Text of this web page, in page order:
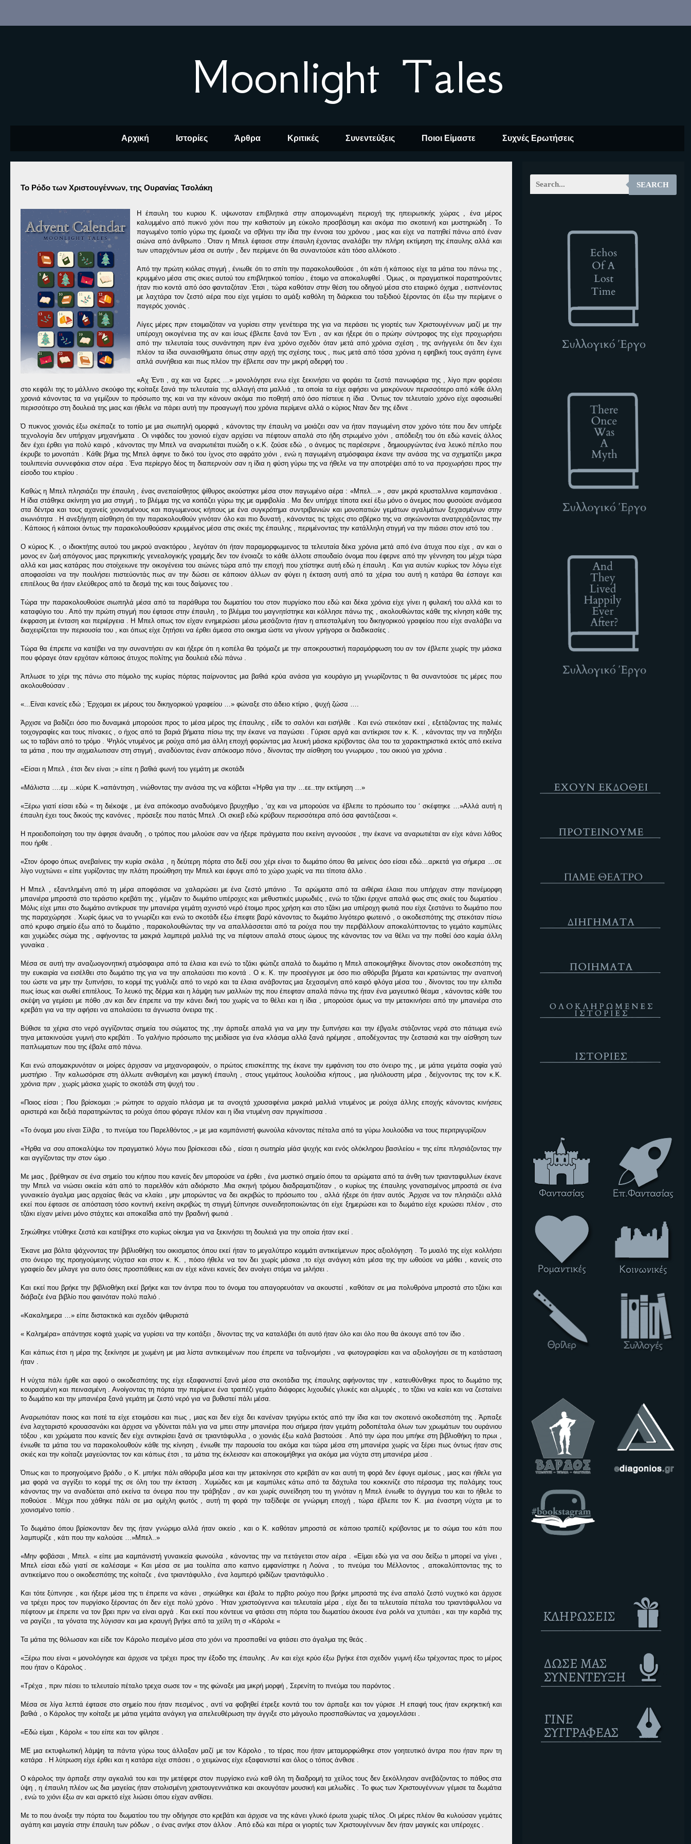
Moonlight Tales
Αρχική Ιστορίες Άρθρα Κριτικές Συνεντεύξεις Ποιοι Είμαστε Συχνές Ερωτήσεις
Το Ρόδο των Χριστουγέννων, της Ουρανίας Τσολάκη
Η έπαυλη του κυριου Κ. υψωνοταν επιβλητικά στην απομονωμένη περιοχή της ηπειρωτικής χώρας , ένα μέρος
καλυμμένο από πυκνό χιόνι που την καθιστούν μη εύκολο προσβάσιμη και ακόμα πιο σκοτεινή και μυστηριώδη . Το
παγωμένο τοπίο γύρω της έμοιαζε να σβήνει την ίδια την έννοια του χρόνου , μιας και είχε να πατηθεί πάνω από έναν
αιώνα από άνθρωπο . Όταν η Μπελ έφτασε στην έπαυλη έχοντας αναλάβει την πλήρη εκτίμηση της έπαυλης αλλά και
των υπαρχόντων μέσα σε αυτήν , δεν περίμενε ότι θα συναντούσε κάτι τόσο αλλόκοτο .
Από την πρώτη κιόλας στιγμή , ένιωθε ότι το σπίτι την παρακολουθούσε , ότι κάτι ή κάποιος είχε τα μάτια του πάνω της ,
κρυμμένο μέσα στις σκιες αυτού του επιβλητικού τοπίου , έτοιμο να αποκαλυφθεί . Όμως , οι πραγματικοί παρατηρούντες
ήταν πιο κοντά από όσο φανταζόταν .Έτσι , τώρα καθόταν στην θέση του οδηγού μέσα στο εταιρικό όχημα , εισπνέοντας
με λαχτάρα τον ζεστό αέρα που είχε γεμίσει το αμάξι καθόλη τη διάρκεια του ταξιδιού ξέροντας ότι έξω την περίμενε ο
παγερός χιονιάς .
Λίγες μέρες πριν ετοιμαζόταν να γυρίσει στην γενέτειρα της για να περάσει τις γιορτές των Χριστουγέννων μαζί με την
υπέροχη οικογένεια της αν και ίσως έβλεπε ξανά τον Έντι , αν και ήξερε ότι ο πρώην σύντροφος της είχε προχωρήσει
από την τελευταία τους συνάντηση πριν ένα χρόνο σχεδόν όταν μετά από χρόνια σχέση , της ανήγγειλε ότι δεν έχει
πλέον τα ίδια συναισθήματα όπως στην αρχή της σχέσης τους , πως μετά από τόσα χρόνια η εφηβική τους αγάπη έγινε
απλά συνήθεια και πως πλέον την έβλεπε σαν την μικρή αδερφή του .
«Αχ Έντι , αχ και να ξερες …» μονολόγησε ενω είχε ξεκινήσει να φοράει τα ζεστά πανωφόρια της , λίγο πριν φορέσει
στο κεφάλι της το μάλλινο σκούφο της κοίταξε ξανά την τελευταία της αλλαγή στα μαλλιά , τα οποία τα είχε αφήσει να μακρύνουν περισσότερο από κάθε άλλη
χρονιά κάνοντας τα να γεμίζουν το πρόσωπο της και να την κάνουν ακόμα πιο ποθητή από όσο πίστευε η ίδια . Όντως τον τελευταίο χρόνο είχε αφοσιωθεί
περισσότερο στη δουλειά της μιας και ήθελε να πάρει αυτή την προαγωγή που χρόνια περίμενε αλλά ο κύριος Νταν δεν της έδινε .
Ό πυκνος χιονιάς έξω σκέπαζε το τοπίο με μια σιωπηλή ομορφιά , κάνοντας την έπαυλη να μοιάζει σαν να ήταν παγωμένη στον χρόνο τότε που δεν υπήρξε
τεχνολογία δεν υπήρχαν μηχανήματα . Οι νιφάδες του χιονιού είχαν αρχίσει να πέφτουν απαλά στο ήδη στρωμένο χιόνι , απόδειξη του ότι εδώ κανείς άλλος
δεν έχει έρθει για πολύ καιρό , κάνοντας την Μπελ να αναρωτιέται πυώδη ο κ.Κ. ζούσε εδώ , ο άνεμος τις παρέσερνε , δημιουργώντας ένα λευκό πέπλο που
έκρυβε το μονοπάτι . Κάθε βήμα της Μπελ άφηνε το δικό του ίχνος στο αφράτο χιόνι , ενώ η παγωμένη ατμόσφαιρα έκανε την ανάσα της να σχηματίζει μικρα
τουλιπενία συννεφάκια στον αέρα . Ένα περίεργο δέος τη διαπερνούν σαν η ίδια η φύση γύρω της να ήθελε να την αποτρέψει από το να προχωρήσει προς την
είσοδο του κτιρίου .
Καθώς η Μπελ πλησιάζει την έπαυλη , ένας ανεπαίσθητος ψίθυρος ακούστηκε μέσα στον παγωμένο αέρα : «Μπελ…» , σαν μικρά κρυσταλλινα καμπανάκια .
Η ίδια στάθηκε ακίνητη για μια στιγμή , το βλέμμα της να κοιτάζει γύρω της με αμφιβολία . Μα δεν υπήρχε τίποτα εκεί έξω μόνο ο άνεμος που φυσούσε ανάμεσα
στα δέντρα και τους αχανείς χιονισμένους και παγωμενους κήπους με ένα συγκρότημα συντριβανιών και μονοπατιών γεμάτων αγαλμάτων ξεχασμένων στην
αιωνιότητα . Η ανεξήγητη αίσθηση ότι την παρακολουθούν γινόταν όλο και πιο δυνατή , κάνοντας τις τρίχες στο σβέρκο της να σηκώνονται ανατριχιάζοντας την
. Κάποιος ή κάποιοι όντως την παρακολουθούσαν κρυμμένος μέσα στις σκιές της έπαυλης , περιμένοντας την κατάλληλη στιγμή να την πιάσει στον ιστό του .
Ο κύριος Κ. , ο ιδιοκτήτης αυτού του μικρού ανακτόρου , λεγόταν ότι ήταν παραμορφωμενος τα τελευταία δέκα χρόνια μετά από ένα άτυχα που είχε , αν και ο
μονος εν ζωή απόγονος μιας πριγκιπικής γενεαλογικής γραμμής δεν τον ένοιαζε το κάθε άλλοτε σπουδαίο όνομα που έφερνε από την γέννηση του μέχρι τώρα
αλλά και μιας κατάρας που στοίχειωνε την οικογένεια του αιώνες τώρα από την εποχή που χτίστηκε αυτή εδώ η έπαυλη . Και για αυτών κυρίως τον λόγω είχε
αποφασίσει να την πουλήσει πιστεύοντάς πως αν την δώσει σε κάποιον άλλων αν φύγει η έκταση αυτή από τα χέρια του αυτή η κατάρα θα έσπαγε και
επιτέλους θα ήταν ελεύθερος από τα δεσμά της και τους δαίμονες του .
Τώρα την παρακολουθούσε σιωπηλά μέσα από τα παράθυρα του δωματίου του στον πυργίσκο που εδώ και δέκα χρόνια είχε γίνει η φυλακή του αλλά και το
καταφύγιο του . Από την πρώτη στιγμή που έφτασε στην έπαυλη , το βλέμμα του μαγνητίστηκε και κόλλησε πάνω της , ακολουθώντας κάθε της κίνηση κάθε της
έκφραση με ένταση και περιέργεια . Η Μπελ οπως τον είχαν ενημερώσει μέσω μεσάζοντα ήταν η απεσταλμένη του δικηγορικού γραφείου που είχε αναλάβει να
διαχειρίζεται την περιουσία του , και όπως είχε ζητήσει να έρθει άμεσα στο οικημα ώστε να γίνουν γρήγορα οι διαδικασίες .
Τώρα θα έπρεπε να κατέβει να την συναντήσει αν και ήξερε ότι η κοπέλα θα τρόμαζε με την αποκρουστική παραμόρφωση του αν τον έβλεπε χωρίς την μάσκα
που φόραγε όταν ερχόταν κάποιος άτυχος πολίτης για δουλειά εδώ πάνω .
Άπλωσε το χέρι της πάνω στο πόμολο της κυρίας πόρτας παίρνοντας μια βαθιά κρύα ανάσα για κουράγιο μη γνωρίζοντας τι θα συναντούσε τις μέρες που
ακολουθούσαν .
«...Είναι κανείς εδώ ; Έρχομαι εκ μέρους του δικηγορικού γραφείου …» φώναξε στο άδειο κτίριο , ψυχή ζώσα ….
Άρχισε να βαδίζει όσο πιο δυναμικά μπορούσε προς το μέσα μέρος της έπαυλης , είδε το σαλόνι και εισήλθε . Και ενώ στεκόταν εκεί , εξετάζοντας της παλιές
τοιχογραφίες και τους πίνακες , ο ήχος από τα βαριά βήματα πίσω της την έκανε να παγώσει . Γύρισε αργά και αντίκρισε τον κ. Κ. , κάνοντας την να πηδήξει
ως το ταβάνι από το τρόμο . Ψηλός ντυμένος με ρούχα από μια άλλη εποχή φορώντας μια λευκή μάσκα κρύβοντας όλα του τα χαρακτηριστικά εκτός από εκείνα
τα μάτια , που την αιχμαλωτισαν στη στιγμή , αναδύοντας έναν απόκοσμο πόνο , δίνοντας την αίσθηση του γνωριμου , του οικιού για χρόνια .
«Είσαι η Μπελ , έτσι δεν είναι ;» είπε η βαθιά φωνή του γεμάτη με σκοτάδι
«Μάλιστα ….εμ …κύριε Κ.»απάντηση , νιώθοντας την ανάσα της να κόβεται «Ήρθα για την …εε..την εκτίμηση …»
«Ξέρω γιατί είσαι εδώ « τη διέκοψε , με ένα απόκοσμο αναδυόμενο βρυχηθμο , ‘αχ και να μπορούσε να έβλεπε το πρόσωπο του ‘ σκέφτηκε …»Αλλά αυτή η
έπαυλη έχει τους δικούς της κανόνες , πρόσεξε που πατάς Μπελ .Οι σκιεβ εδώ κρύβουν περισσότερα από όσα φαντάζεσαι «.
Η προειδοποίηση του την άφησε άναυδη , ο τρόπος που μιλούσε σαν να ήξερε πράγματα που εκείνη αγνοούσε , την έκανε να αναρωτιέται αν είχε κάνει λάθος
που ήρθε .
«Στον όροφο όπως ανεβαίνεις την κυρία σκάλα , η δεύτερη πόρτα στο δεξί σου χέρι είναι το δωμάτιο όπου θα μείνεις όσο είσαι εδώ…αρκετά για σήμερα …σε
λίγο νυχτώνει « είπε γυρίζοντας την πλάτη προώθηση την Μπελ και έφυγε από το χώρο χωρίς να πει τίποτα άλλο .
Η Μπελ , εξαντλημένη από τη μέρα αποφάσισε να χαλαρώσει με ένα ζεστό μπάνιο . Τα αρώματα από τα αιθέρια έλαια που υπήρχαν στην πανέμορφη
μπανιέρα μπροστά στο τεράστιο κρεβάτι της , γέμιζαν το δωμάτιο υπέροχες και μεθυστικές μυρωδιές , ενώ το τζάκι έριχνε απαλά φως στις σκιές του δωματίου .
Μόλις είχε μπει στο δωμάτιο αντίκρυσε την μπανιέρα γεμάτη αχνιστό νερό έτοιμο προς χρήση και στο τζάκι μια υπέροχη φωτιά που είχε ζεστάνει το δωμάτιο που
της παραχώρησε . Χωρίς όμως να το γνωρίζει και ενώ το σκοτάδι έξω έπεφτε βαρύ κάνοντας το δωμάτιο λιγότερο φωτεινό , ο οικοδεσπότης της στεκόταν πίσω
από κρυφο σημείο έξω από το δωμάτιο , παρακολουθώντας την να απαλλάσσεται από τα ρούχα που την περιβάλλουν αποκαλύπτοντας το γεμάτο καμπύλες
και χυμώδες σώμα της , αφήνοντας τα μακριά λαμπερά μαλλιά της να πέφτουν απαλά στους ώμους της κάνοντας τον να θέλει να την ποθεί όσο καμία άλλη
γυναίκα .
Μέσα σε αυτή την αναζωογονητική ατμόσφαιρα από τα έλαια και ενώ το τζάκι φώτιζε απαλά το δωμάτιο η Μπελ αποκοιμήθηκε δίνοντας στον οικοδεσπότη της
την ευκαιρία να εισέλθει στο δωμάτιο της για να την απολαύσει πιο κοντά . Ο κ. Κ. την προσέγγισε με όσο πιο αθόρυβα βήματα και κρατώντας την αναπνοή
του ώστε να μην την ξυπνήσει, το κορμί της γυάλιζε από το νερό και τα έλαια ανάβοντας μια ξεχασμένη από καιρό φλόγα μέσα του , δίνοντας του την ελπιδα
πως ίσως και σωθεί επιτέλους. Το λευκό της δέρμα και η λάμψη των μαλλιών της που έπεφταν απαλά πάνω της ήταν ένα μαγευτικό θέαμα , κάνοντας κάθε του
σκέψη να γεμίσει με πόθο ,αν και δεν έπρεπε να την κάνει δική του χωρίς να το θέλει και η ίδια , μπορούσε όμως να την μετακινήσει από την μπανιέρα στο
κρεβάτι για να την αφήσει να απολαύσει τα άγνωστα όνειρα της .
Βύθισε τα χέρια στο νερό αγγίζοντας σημεία του σώματος της ,την άρπαξε απαλά για να μην την ξυπνήσει και την έβγαλε στάζοντας νερά στο πάτωμα ενώ
τηνα μετακινούσε γυμνή στο κρεβάτι . Το γαλήνιο πρόσωπο της μειδίασε για ένα κλάσμα αλλά ξανά ηρέμησε , αποδέχοντας την ζεστασιά και την αίσθηση των
παπλωματων που της έβαλε από πάνω.
Και ενώ απομακρυνόταν οι μοίρες άρχισαν να μηχανοραφούν, ο πρώτος επισκέπτης της έκανε την εμφάνιση του στο όνειρο της , με μάτια γεμάτα σοφία γαύ
μυστήριο . Την καλωσόρισε στη άλλωτε ανθισμένη και μαγική έπαυλη , στους γεμάτους λουλούδια κήπους , μια ηλιόλουστη μέρα , δείχνοντας της τον κ.Κ.
χρόνια πριν , χωρίς μάσκα χωρίς το σκοτάδι στη ψυχή του .
«Ποιος είσαι ; Που βρίσκομαι ;» ρώτησε το αρχαίο πλάσμα με τα ανοιχτά χρυσαφένια μακριά μαλλιά ντυμένος με ρούχα άλλης εποχής κάνοντας κινήσεις
αριστερά και δεξιά παρατηρώντας τα ρούχα όπου φόραγε πλέον και η ίδια ντυμένη σαν πριγκίπισσα .
«Το όνομα μου είναι Σίλβα , το πνεύμα του Παρελθόντος ,» με μια καμπάνιστή φωνούλα κάνοντας πέταλα από τα γύρω λουλούδια να τους περιτριγυρίζουν
«Ήρθα να σου αποκαλύψω τον πραγματικό λόγω που βρίσκεσαι εδώ , είσαι η σωτηρία μίάσ ψυχής και ενός ολόκληρου βασιλείου « της είπε πλησιάζοντας την
και αγγίζοντας την στον ώμο .
Με μιας , βρέθηκαν σε ένα σημείο του κήπου που κανείς δεν μπορούσε να έρθει , ένα μυστικό σημείο όπου τα αρώματα από τα άνθη των τριανταφυλλων έκανε
την Μπελ να νιώσει οικεία κάτι από το παρελθόν κάτι αδιόριστο .Μια σκηνή τρόμου διαδραματιζόταν , ο κυρίως της έπαυλης γονατισμένος μπροστά σε ένα
γυναικείο άγαλμα μιας αρχαίας θεάς να κλαίει , μην μπορώντας να δει ακριβώς το πρόσωπο του , αλλά ήξερε ότι ήταν αυτός .Άρχισε να τον πλησιάζει αλλά
εκεί που έφτασε σε απόσταση τόσο κοντινή εκείνη ακριβώς τη στιγμή ξύπνησε συνειδητοποιώντας ότι είχε ξημερώσει και το δωμάτιο είχε κρυώσει πλέον , στο
τζάκι είχαν μείνει μόνο στάχτες και αποκαΐδια από την βραδινή φωτιά .
Σηκώθηκε ντύθηκε ζεστά και κατέβηκε στο κυρίως οίκημα για να ξεκινήσει τη δουλειά για την οποία ήταν εκεί .
Έκανε μια βόλτα ψάχνοντας την βιβλιοθήκη του οικισματος όπου εκεί ήταν το μεγαλύτερο κομμάτι αντικείμενων προς αξιολόγηση . Το μυαλό της είχε κολλήσει
στο όνειρο της προηγούμενης νύχτασ και στον κ. Κ. , πόσο ήθελε να τον δει χωρίς μάσκα ,το είχε ανάγκη κάτι μέσα της την ωθούσε να μάθει , κανείς στο
γραφείο δεν μίλαγε για αυτο όσες προσπάθειες και αν είχε κάνει κανείς δεν ανοίγει στόμα να μιλήσει .
Και εκεί που βρήκε την βιβλιοθήκη εκεί βρήκε και τον άντρα που το όνομα του απαγορευόταν να ακουστεί , καθόταν σε μια πολυθρόνα μπροστά στο τζάκι και
διάβαζε ένα βιβλίο που φαινόταν πολύ παλιό .
«Κακαλημερα …» είπε διστακτικά και σχεδόν ψιθυριστά
« Καλημέρα» απάντησε κοφτά χωρίς να γυρίσει να την κοιτάξει , δίνοντας της να καταλάβει ότι αυτό ήταν όλο και όλο που θα άκουγε από τον ίδιο .
Και κάπως έτσι η μέρα της ξεκίνησε με χωμένη με μια λίστα αντικειμένων που έπρεπε να ταξινομήσει , να φωτογραφίσει και να αξιολογήσει σε τη κατάσταση
ήταν .
Η νύχτα πάλι ήρθε και αφού ο οικοδεσπότης της είχε εξαφανιστεί ξανά μέσα στα σκοτάδια της έπαυλης αφήνοντας την , κατευθύνθηκε προς το δωμάτιο της
κουρασμένη και πεινασμένη . Ανοίγοντας τη πόρτα την περίμενε ένα τραπέζι γεμάτο διάφορες λιχουδιές γλυκές και αλμυρές , το τζάκι να καίει και να ζεσταίνει
το δωμάτιο και την μπανιέρα ξανά γεμάτη με ζεστό νερό για να βυθιστεί πάλι μέσα.
Αναρωτιόταν ποιος και ποτέ τα είχε ετοιμάσει και πως , μιας και δεν είχε δει κανέναν τριγύρω εκτός από την ίδια και τον σκοτεινό οικοδεσπότη της . Άρπαξε
ένα λαχταριστό κρουασανάκι και άρχισε να γδύνεται πάλι για να μπει στην μπανιέρα που σήμερα ήταν γεμάτη ροδοπέταλα όλων των χρωμάτων του ουράνιου
τόξου , και χρώματα που κανείς δεν είχε αντικρίσει ξανά σε τριαντάφυλλα , ο χιονιάς έξω καλά βαστούσε . Aπό την ώρα που μπήκε στη βιβλιοθήκη το πρωι ,
ένιωθε τα μάτια του να παρακολουθούν κάθε της κίνηση , ένιωθε την παρουσία του ακόμα και τώρα μέσα στη μπανιέρα χωρίς να ξέρει πως όντως ήταν στις
σκιές και την κοίταζε μαγεύοντας τον και κάπως έτσι , τα μάτια της έκλεισαν και αποκοιμήθηκε για ακόμα μια νύχτα στη μπανιέρα μέσα .
Όπως και το προηγούμενο βράδυ , ο Κ. μπήκε πάλι αθόρυβα μέσα και την μετακίνησε στο κρεβάτι αν και αυτή τη φορά δεν έφυγε αμέσως , μιας και ήθελε για
μια φορά να αγγίξει το κορμί της σε όλη του την έκταση . Χυμώδες και με καμπύλες κάτω από τα δάχτυλα του κοκκινίζε στο πέρασμα της παλάμης τους
κάνοντας την να αναδύεται από εκείνα τα όνειρα που την τράβηξαν , αν και χωρίς συνείδηση του τη γινόταν η Μπελ ένιωθε το άγγιγμα του και το ήθελε το
ποθούσε . Μέχρι που χάθηκε πάλι σε μια ομίχλη φωτός , αυτή τη φορά την ταξίδεψε σε γνώριμη εποχή , τώρα έβλεπε τον Κ. μια έναστρη νύχτα με το
χιονισμένο τοπίο .
Το δωμάτιο όπου βρίσκονταν δεν της ήταν γνώριμο αλλά ήταν οικείο , και ο Κ. καθόταν μπροστά σε κάποιο τραπέζι κρύβοντας με το σώμα του κάτι που
λαμπυρίζε , κάτι που την καλούσε …»Μπελ..»
«Μην φοβάσαι , Μπελ. « είπε μια καμπάνιστή γυναικεία φωνούλα , κάνοντας την να πετάγεται στον αέρα . «Είμαι εδώ για να σου δείξω τι μπορεί να γίνει ,
Μπελ είσαι εδώ γιατί σε καλέσαμε « Και μέσα σε μια τουλίπα απο καπνο εμφανίστηκε η Λούνα , το πνεύμα του Μέλλοντος , αποκαλύπτοντας της το
αντικείμενο που ο οικοδεσπότης της κοίταζε , ένα τριαντάφυλλο , ένα λαμπερό ιριδίζων τριαντάφυλλο .
Και τότε ξύπνησε , και ήξερε μέσα της τι έπρεπε να κάνει , σηκώθηκε και έβαλε το πρβτο ρούχο που βρήκε μπροστά της ένα απαλό ζεστό νυχτικό και άρχισε
να τρέχει προς τον πυργίσκο ξέροντας ότι δεν είχε πολύ χρόνο . Ήταν χριστούγεννα και τελευταία μέρα , είχε δει τα τελευταία πέταλα του τριαντάφυλλου να
πέφτουν με έπρεπε να τον βρει πριν να είναι αργά . Και εκεί που κόντευε να φτάσει στη πόρτα του δωματίου άκουσε ένα ρολόι να χτυπάει , και την καρδιά της
να ραγίζει , τα γόνατα της λύγισαν και μια κραυγή βγήκε από τα χείλη τη σ «Κάρολε «
Τα μάτια της θόλωσαν και είδε τον Κάρολο πεσμένο μέσα στο χιόνι να προσπαθεί να φτάσει στο άγαλμα της θεάς .
«Ξέρω που είναι « μονολόγησε και άρχισε να τρέχει προς την έξοδο της έπαυλης . Αν και είχε κρύο έξω βγήκε έτσι σχεδόν γυμνή έξω τρέχοντας προς το μέρος
που ήταν ο Κάρολος .
«Τρέχα , πριν πέσει το τελευταίο πέταλο τρεχα σωσε τον « της φώναξε μια μικρή μορφή , Σερενίτη το πνεύμα του παρόντος .
Μέσα σε λίγα λεπτά έφτασε στο σημείο που ήταν πεσμένος , αντί να φοβηθεί έτρεξε κοντά του τον άρπαξε και τον γύρισε .Η επαφή τους ήταν εκρηκτική και
βαθιά , ο Κάρολος την κοίταξε με μάτια γεμάτα ανάγκη για απελευθέρωση την άγγιξε στο μάγουλο προσπαθώντας να χαμογελάσει .
«Εδώ είμαι , Κάρολε « του είπε και τον φίλησε .
ΜΕ μια εκτυφλωτική λάμψη τα πάντα γύρω τους άλλαξαν μαζί με τον Κάρολο , το τέρας που ήταν μεταμορφώθηκε στον γοητευτικό άντρα που ήταν πριν τη
κατάρα . Η λύτρωση είχε έρθει και η κατάρα είχε σπάσει , ο χειμώνας είχε εξαφανιστεί και όλος ο τόπος άνθισε .
Ο κάρολος την άρπαξε στην αγκαλιά του και την μετέφερε στον πυργίσκο ενώ καθ όλη τη διαδρομή τα χείλος τους δεν ξεκόλλησαν ανεβάζοντας το πάθος στα
ύψη , η έπαυλη πλέον ως δια μαγείας ήταν στολισμένη χριστουγεννιάτικα και ακουγόταν μουσική και μελωδίες . Το φως των Χριστουγέννων γέμισε τα δωμάτια
, ενώ το χιόνι έξω αν και αρκετό είχε λιώσει όπου είχαν ανθίσει.
Με το που άνοιξε την πόρτα του δωματίου του την οδήγησε στο κρεβάτι και άρχισε να της κάνει γλυκό έρωτα χωρίς τέλος .Οι μέρες πλέον θα κυλούσαν γεμάτες
αγάπη και μαγεία στην έπαυλη των ρόδων , ο ένας ανήκε στον άλλον . Από εδώ και πέρα οι γιορτές των Χριστουγέννων δεν ήταν μαγικές και υπέροχες .
SEARCH